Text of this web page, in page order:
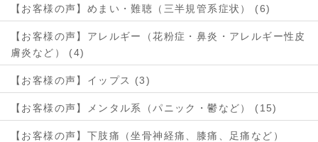
【お客様の声】めまい・難聴（三半規管系症状） (6)
【お客様の声】アレルギー（花粉症・鼻炎・アレルギー性皮
膚炎など） (4)
【お客様の声】イップス (3)
【お客様の声】メンタル系（パニック・鬱など） (15)
【お客様の声】下肢痛（坐骨神経痛、膝痛、足痛など）